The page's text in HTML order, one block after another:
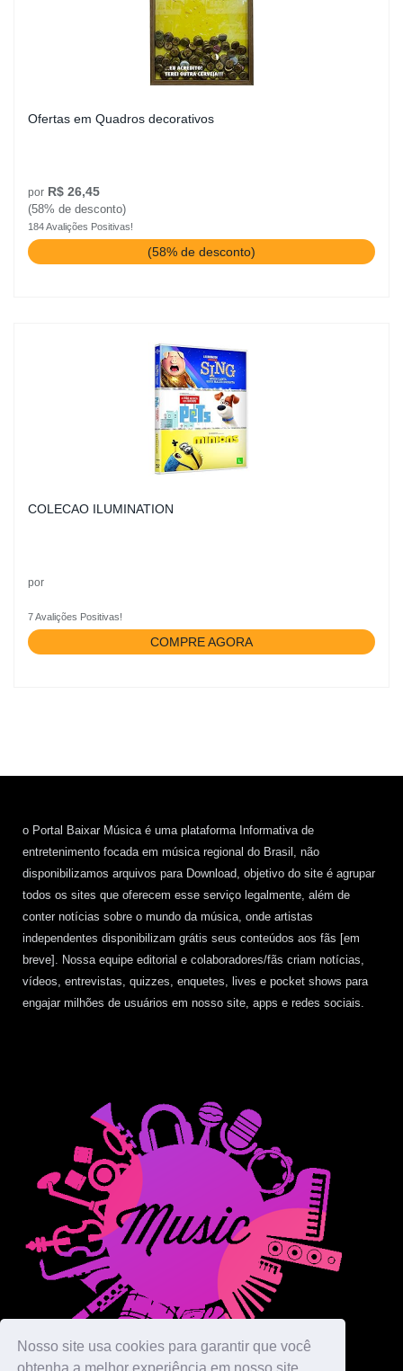
Nosso site usa cookies para garantir que você
obtenha a melhor experiência em nosso site.
Ofertas em Quadros decorativos
por R$ 26,45
(58% de desconto)
184 Avalições Positivas!
(58% de desconto)
COLECAO ILUMINATION
por
7 Avalições Positivas!
COMPRE AGORA
o Portal Baixar Música é uma plataforma Informativa de
entretenimento focada em música regional do Brasil, não
disponibilizamos arquivos para Download, objetivo do site é agrupar
todos os sites que oferecem esse serviço legalmente, além de
conter notícias sobre o mundo da música, onde artistas
independentes disponibilizam grátis seus conteúdos aos fãs [em
breve]. Nossa equipe editorial e colaboradores/fãs criam notícias,
vídeos, entrevistas, quizzes, enquetes, lives e pocket shows para
engajar milhões de usuários em nosso site, apps e redes sociais.